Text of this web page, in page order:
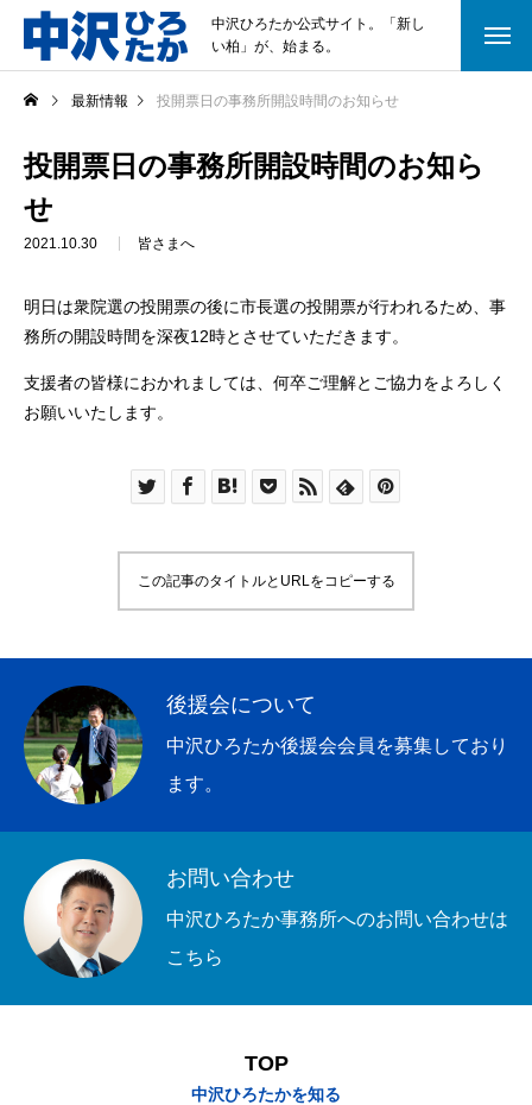
中沢ひろたか公式サイト。「新し
い柏」が、始まる。
TOPページ
最新情報 投開票日の事務所開設時間のお知らせ
投開票日の事務所開設時間のお知ら
せ
2021.10.30 皆さまへ
明日は衆院選の投開票の後に市長選の投開票が行われるため、事
務所の開設時間を深夜12時とさせていただきます。
支援者の皆様におかれましては、何卒ご理解とご協力をよろしく
お願いいたします。
この記事のタイトルとURLをコピーする
後援会について
中沢ひろたか後援会会員を募集しており
ます。
お問い合わせ
中沢ひろたか事務所へのお問い合わせは
こちら
TOP
中沢ひろたかを知る